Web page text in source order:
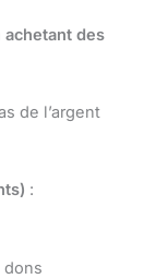
des
de l’argent
:
dons